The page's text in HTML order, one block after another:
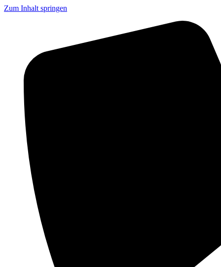
Zum Inhalt springen